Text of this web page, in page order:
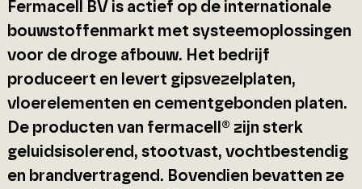
Fermacell BV is actief op de internationale
bouwstoffenmarkt met systeemoplossingen
voor de droge afbouw. Het bedrijf
produceert en levert gipsvezelplaten,
vloerelementen en cementgebonden platen.
De producten van fermacell® zijn sterk
geluidsisolerend, stootvast, vochtbestendig
en brandvertragend. Bovendien bevatten ze